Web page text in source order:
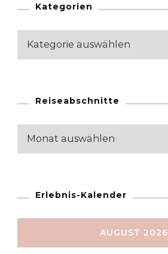
Kategorien
Kategorien
Reiseabschnitte
Reiseabschnitte
Erlebnis-Kalender
AUGUST 2026